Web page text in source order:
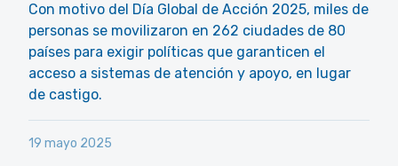
Con motivo del Día Global de Acción 2025, miles de
personas se movilizaron en 262 ciudades de 80
países para exigir políticas que garanticen el
acceso a sistemas de atención y apoyo, en lugar
de castigo.
19 mayo 2025